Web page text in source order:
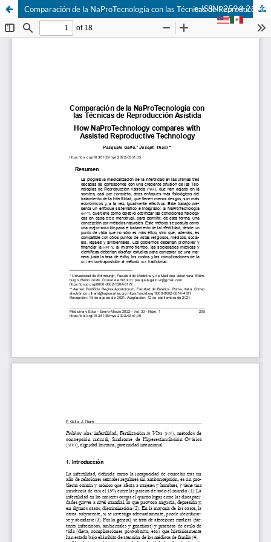
Comparación de la NaProTecnología con las Técnicas de Reproducción Asistida
e-ISSN: 2594-2166